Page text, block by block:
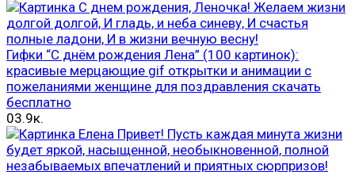
Гифки “С днём рождения Лена” (100 картинок):
красивые мерцающие gif открытки и анимации с
пожеланиями женщине для поздравления скачать
бесплатно
03.9к.